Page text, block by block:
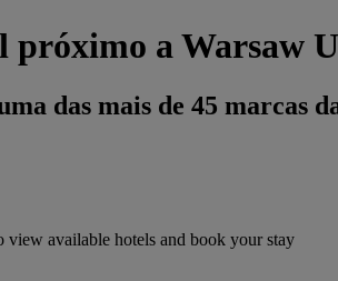
próximo a Warsaw
das mais de 45 marcas
view available hotels and book your stay